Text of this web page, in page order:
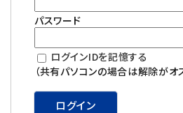
冷凍食品
スイーツ
お菓子
パスワード
ログインIDを記憶する
（共有パソコンの場合は解除がオ
ログイン